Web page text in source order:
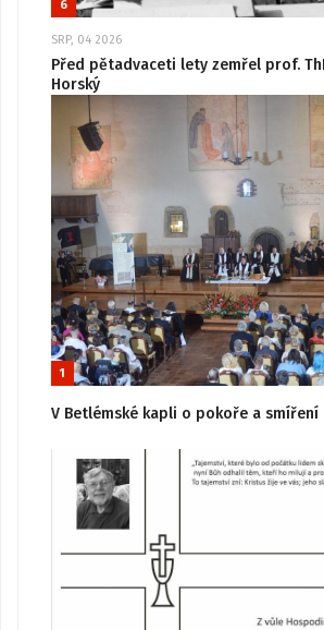
6
SRP, 04 2026
Před pětadvaceti lety zemřel prof.
Horský
1
V Betlémské kapli o pokoře a smíření